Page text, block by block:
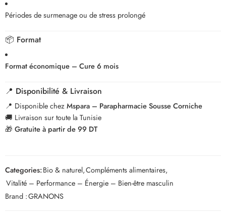
Périodes de surmenage ou de stress prolongé
📦 Format
Format économique – Cure 6 mois
📍 Disponibilité & Livraison
📍 Disponible chezMspara – Parapharmacie Sousse Corniche
🚚 Livraison sur toute la Tunisie
🎁 Gratuite à partir de 99 DT
Categories:Bio & naturel,Compléments alimentaires,
Vitalité – Performance – Énergie – Bien-être masculin
Brand :GRANONS